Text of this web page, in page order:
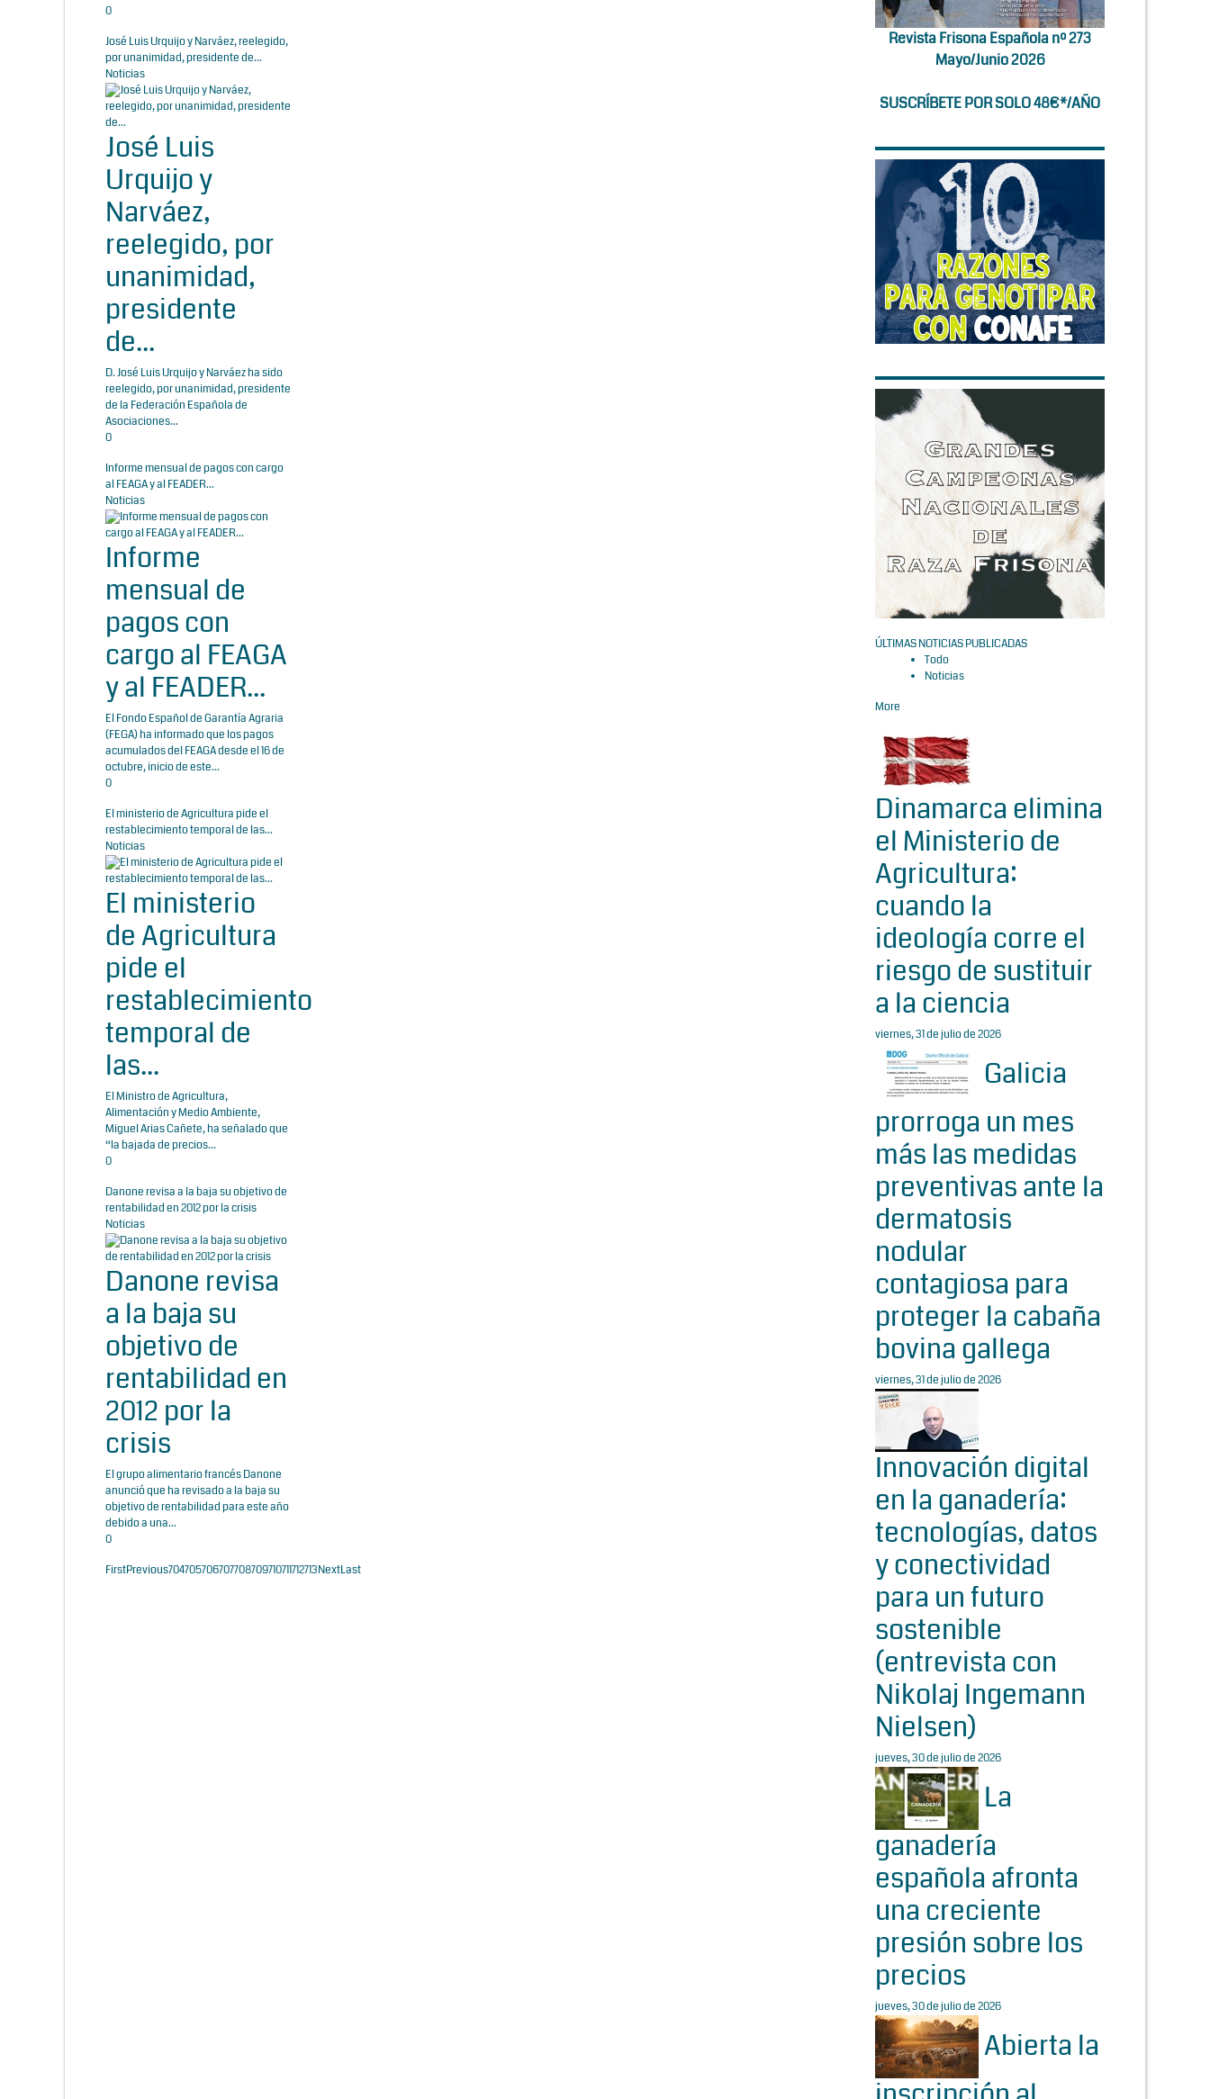
0
José Luis Urquijo y Narváez, reelegido,
por unanimidad, presidente de...
Noticias
José Luis
Urquijo y
Narváez,
reelegido, por
unanimidad,
presidente
de...
D. José Luis Urquijo y Narváez ha sido
reelegido, por unanimidad, presidente
de la Federación Española de
Asociaciones...
0
Informe mensual de pagos con cargo
al FEAGA y al FEADER...
Noticias
Informe
mensual de
pagos con
cargo al FEAGA
y al FEADER...
El Fondo Español de Garantía Agraria
(FEGA) ha informado que los pagos
acumulados del FEAGA desde el 16 de
octubre, inicio de este...
0
El ministerio de Agricultura pide el
restablecimiento temporal de las...
Noticias
El ministerio
de Agricultura
pide el
restablecimiento
temporal de
las...
El Ministro de Agricultura,
Alimentación y Medio Ambiente,
Miguel Arias Cañete, ha señalado que
“la bajada de precios...
0
Danone revisa a la baja su objetivo de
rentabilidad en 2012 por la crisis
Noticias
Danone revisa
a la baja su
objetivo de
rentabilidad en
2012 por la
crisis
El grupo alimentario francés Danone
anunció que ha revisado a la baja su
objetivo de rentabilidad para este año
debido a una...
0
FirstPrevious704705706707708709710711712713NextLast
Revista Frisona Española nº 273
Mayo/Junio 2026
SUSCRÍBETE POR SOLO 48€*/AÑO
ÚLTIMAS NOTICIAS PUBLICADAS
Todo
Noticias
More
Dinamarca elimina
el Ministerio de
Agricultura:
cuando la
ideología corre el
riesgo de sustituir
a la ciencia
viernes, 31 de julio de 2026
Galicia
prorroga un mes
más las medidas
preventivas ante la
dermatosis
nodular
contagiosa para
proteger la cabaña
bovina gallega
viernes, 31 de julio de 2026
Innovación digital
en la ganadería:
tecnologías, datos
y conectividad
para un futuro
sostenible
(entrevista con
Nikolaj Ingemann
Nielsen)
jueves, 30 de julio de 2026
La
ganadería
española afronta
una creciente
presión sobre los
precios
jueves, 30 de julio de 2026
Abierta la